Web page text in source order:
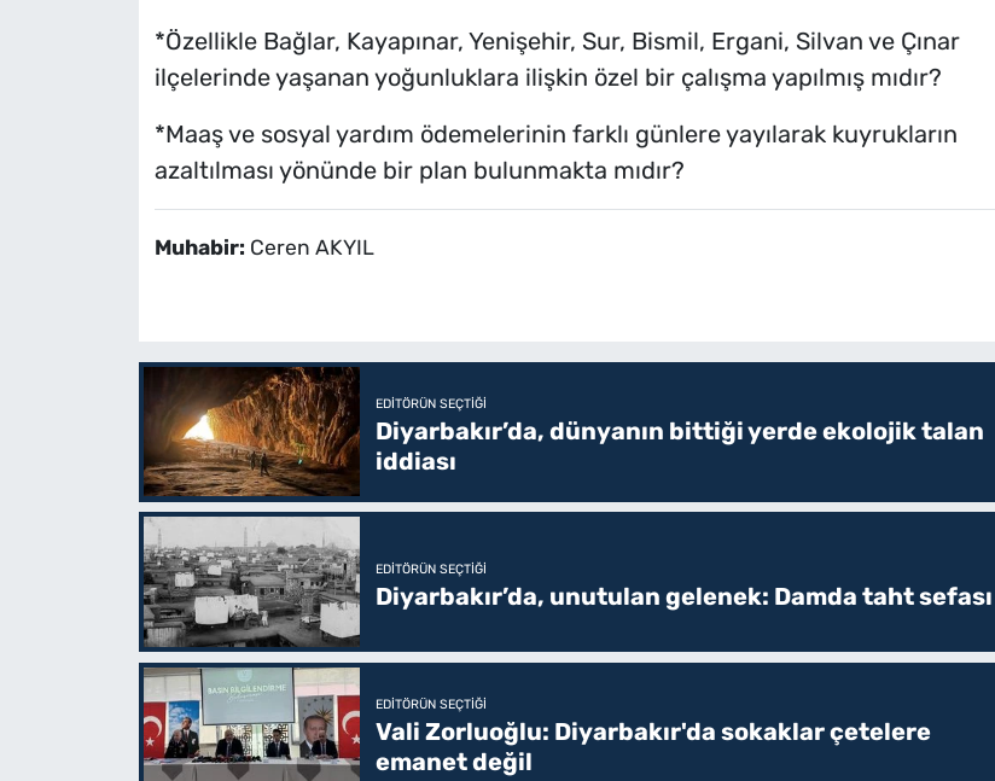
*Özellikle Bağlar, Kayapınar, Yenişehir, Sur, Bismil, Ergani, Silvan ve Çınar
ilçelerinde yaşanan yoğunluklara ilişkin özel bir çalışma yapılmış mıdır?
*Maaş ve sosyal yardım ödemelerinin farklı günlere yayılarak kuyrukların
azaltılması yönünde bir plan bulunmakta mıdır?
Muhabir: Ceren AKYIL
EDITÖRÜN SEÇTIĞI
Diyarbakır’da, dünyanın bittiği yerde ekolojik talan
iddiası
EDITÖRÜN SEÇTIĞI
Diyarbakır’da, unutulan gelenek: Damda taht sefası
EDITÖRÜN SEÇTIĞI
Vali Zorluoğlu: Diyarbakır'da sokaklar çetelere
emanet değil